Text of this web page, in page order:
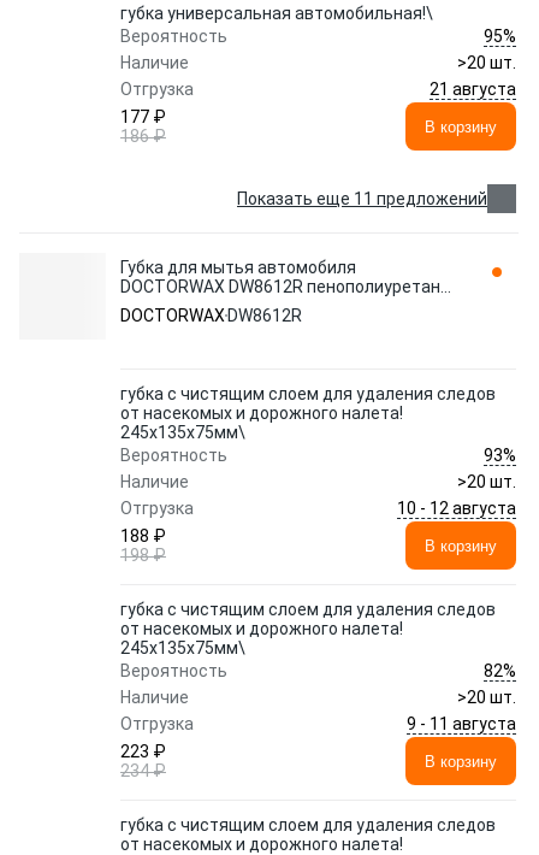
губка универсальная автомобильная!\
Вероятность
95%
Наличие
>20 шт.
Отгрузка
21 августа
177 ₽
186 ₽
В корзину
Показать еще 11 предложений
Губка для мытья автомобиля
DOCTORWAX DW8612R пенополиуретан
восьмерка 1 шт.
DOCTORWAX DW8612R
губка с чистящим слоем для удаления следов
от насекомых и дорожного налета!
245x135x75мм\
Вероятность
93%
Наличие
>20 шт.
Отгрузка
10 - 12 августа
188 ₽
198 ₽
В корзину
губка с чистящим слоем для удаления следов
от насекомых и дорожного налета!
245x135x75мм\
Вероятность
82%
Наличие
>20 шт.
Отгрузка
9 - 11 августа
223 ₽
234 ₽
В корзину
губка с чистящим слоем для удаления следов
от насекомых и дорожного налета!